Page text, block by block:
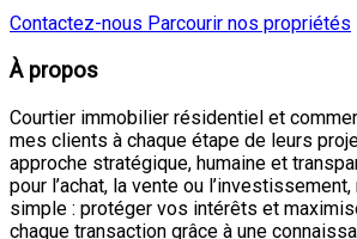
Contactez-nous Parcourir nos propriétés
À propos
Courtier immobilier résidentiel et
mes clients à chaque étape de leurs
approche stratégique, humaine et
pour l’achat, la vente ou
simple : protéger vos intérêts et
chaque transaction grâce à une